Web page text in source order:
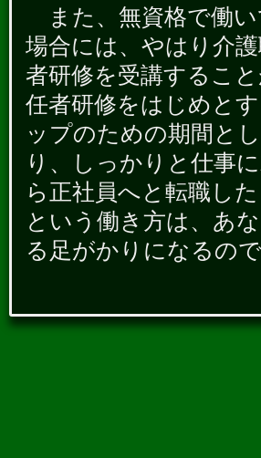
また、無資格で働
場合には、やはり介
者研修を受講するこ
任者研修をはじめと
ップのための期間と
り、しっかりと仕事
ら正社員へと転職し
という働き方は、あ
る足がかりになるの